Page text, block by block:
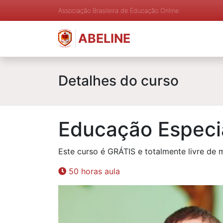
Associação Brasileira de Educação Online
ABELINE
Detalhes do curso
Educação
Este curso é GRÁTIS e totalmente livre de
50 horas aula